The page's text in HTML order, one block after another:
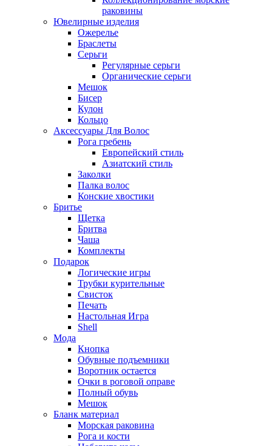
раковины
Ювелирные изделия
Ожерелье
Браслеты
Серьги
Регулярные серьги
Органические серьги
Мешок
Бисер
Кулон
Кольцо
Аксессуары Для Волос
Рога гребень
Европейский стиль
Азиатский стиль
Заколки
Палка волос
Конские хвостики
Бритье
Щетка
Бритва
Чаша
Комплекты
Подарок
Логические игры
Трубки курительные
Свисток
Печать
Настольная Игра
Shell
Мода
Кнопка
Обувные подъемники
Воротник остается
Очки в роговой оправе
Полный обувь
Мешок
Бланк материал
Морская раковина
Рога и кости